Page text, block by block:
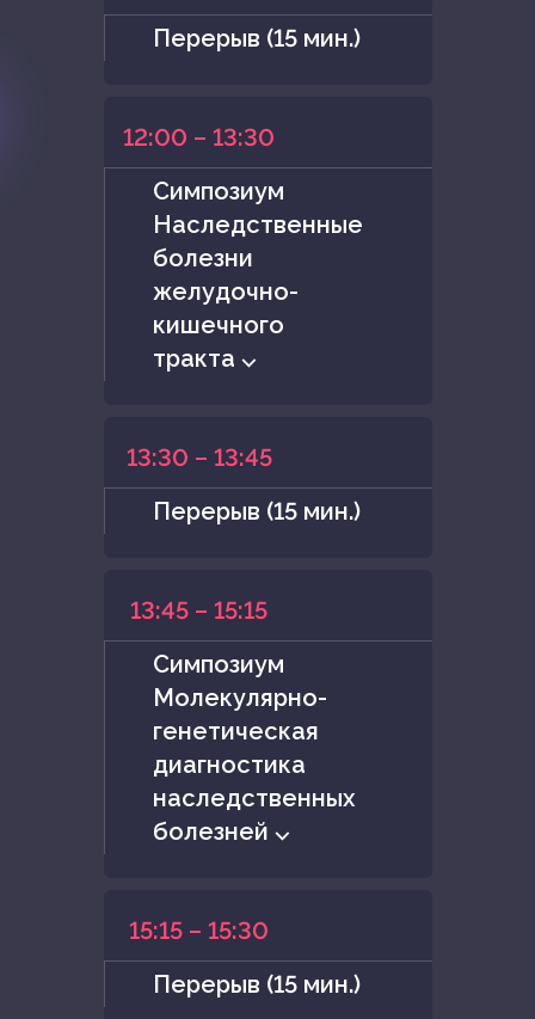
Перерыв (15 мин.)
12:00 – 13:30
Симпозиум
Наследственные
болезни
желудочно-
кишечного
тракта ⌵
13:30 – 13:45
Перерыв (15 мин.)
13:45 – 15:15
Симпозиум
Молекулярно-
генетическая
диагностика
наследственных
болезней ⌵
15:15 – 15:30
Перерыв (15 мин.)